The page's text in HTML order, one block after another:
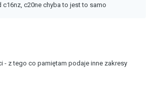
c20ne chyba to jest to samo
- z tego co pamiętam podaje inne zakresy